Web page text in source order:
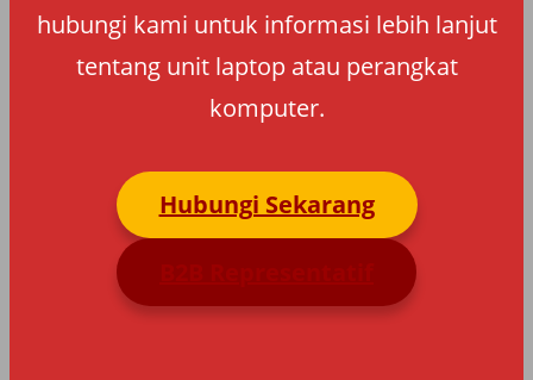
hubungi kami untuk informasi lebih lanjut
tentang unit laptop atau perangkat
komputer.
Hubungi Sekarang